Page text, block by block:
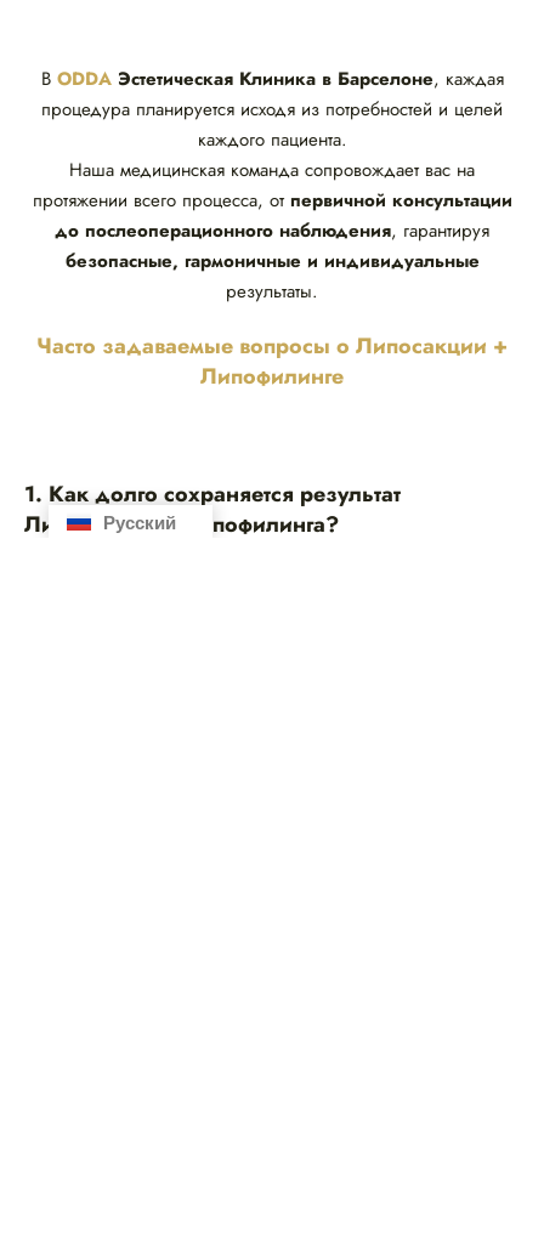
В ODDAЭстетическая Клиника в Барселоне, каждая
процедура планируется исходя из потребностей и целей
каждого пациента.
Наша медицинская команда сопровождает вас на
протяжении всего процесса, отпервичной консультации
до послеоперационного наблюдения, гарантируя
безопасные, гармоничные и индивидуальные
результаты.
Часто задаваемые вопросы о Липосакции +
Липофилинге
1. Как долго сохраняется результат
Липосакции + Липофилинга?
Русский
Español